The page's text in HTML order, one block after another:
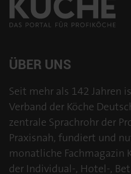
ÜBER UNS
Seit mehr als 142 Jahren
Verband der Köche
zentrale Sprachrohr der
Praxisnah, fundiert und
monatliche Fachmagazin
der Individual-, Hotel-,